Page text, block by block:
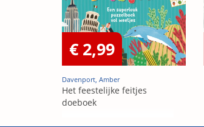
€ 2,99
Davenport, Amber
Het feestelijke feitjes
doeboek